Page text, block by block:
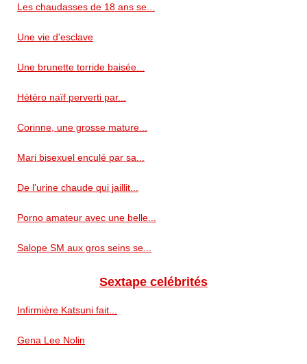
Les chaudasses de 18 ans se...
Une vie d'esclave
Une brunette torride baisée...
Hétéro naïf perverti par...
Corinne, une grosse mature...
Mari bisexuel enculé par sa...
De l'urine chaude qui jaillit...
Porno amateur avec une belle...
Salope SM aux gros seins se...
Sextape celébrités
Infirmière Katsuni fait...
Gena Lee Nolin